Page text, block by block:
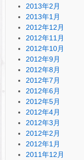
2013年2月
2013年1月
2012年12月
2012年11月
2012年10月
2012年9月
2012年8月
2012年7月
2012年6月
2012年5月
2012年4月
2012年3月
2012年2月
2012年1月
2011年12月